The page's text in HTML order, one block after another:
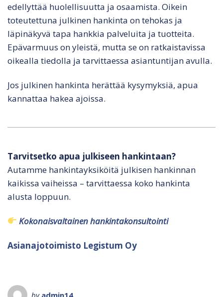
edellyttää huolellisuutta ja osaamista. Oikein
toteutettuna julkinen hankinta on tehokas ja
läpinäkyvä tapa hankkia palveluita ja tuotteita.
Epävarmuus on yleistä, mutta se on ratkaistavissa
oikealla tiedolla ja tarvittaessa asiantuntijan avulla.
Jos julkinen hankinta herättää kysymyksiä, apua
kannattaa hakea ajoissa.
Tarvitsetko apua julkiseen hankintaan?
Autamme hankintayksiköitä julkisen hankinnan
kaikissa vaiheissa – tarvittaessa koko hankinta
alusta loppuun.
Kokonaisvaltainen hankintakonsultointi
Asianajotoimisto Legistum Oy
by admin14